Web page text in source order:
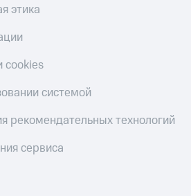
этика
cookies
системой
рекомендательных технологий
сервиса